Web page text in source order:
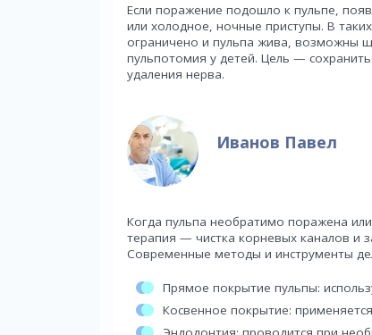
Если поражение подошло к пульпе,
или холодное, ночные приступы. В
ограничено и пульпа жива, возможны
пульпотомия у детей. Цель —
удаления нерва.
Иванов Павел
Когда пульпа необратимо поражена
терапия — чистка корневых каналов и
Современные методы и инструменты
Прямое покрытие пульпы:
Косвенное покрытие: